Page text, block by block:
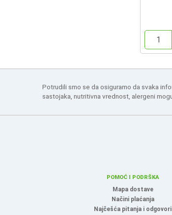
Potrudili smo se da osiguramo da svaka
sastojaka, nutritivna vrednost, alergeni
POMOĆ I PODRŠKA
Mapa dostave
Načini plaćanja
Najčešća pitanja i odgovori